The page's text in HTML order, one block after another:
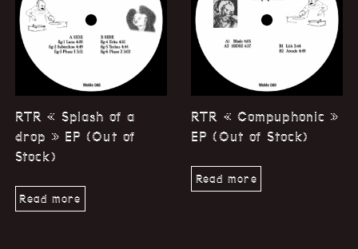
RTR « Splash of a
drop » EP (Out of
Stock)
Read more
RTR « Compuphonic »
EP (Out of Stock)
Read more